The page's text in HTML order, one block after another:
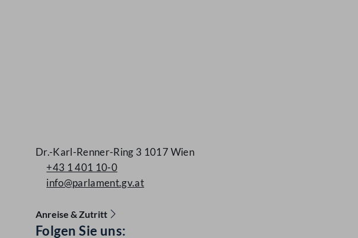
Accessibility Menu anzeigen
Dr.-Karl-Renner-Ring 3 1017 Wien
+43 1 401 10-0
info@parlament.gv.at
Anreise & Zutritt
Folgen Sie uns: